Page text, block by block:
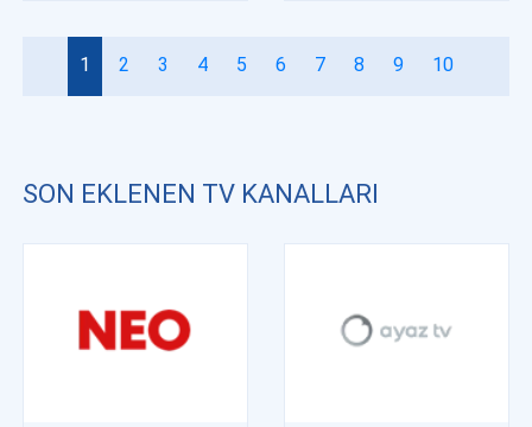
1 2 3 4 5 6 7 8 9 10
SON EKLENEN TV KANALLARI